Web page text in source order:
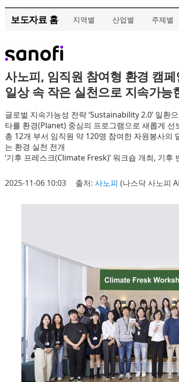
보도자료 홈 지역별 산업별 주제별
사노피, 임직원 참여형 환경 캠
일상 속 작은 실천으로 지속가능
글로벌 지속가능성 전략 ‘Sustainability 2.0’ 일환
타를 환경(Planet) 중심의 프로그램으로 새롭게 선
총 12개 부서 임직원 약 120명 참여한 자원봉사의
는 환경 실천 전개
‘기후 프레스크(Climate Fresk)’ 워크숍 개최, 기후
2025-11-06 10:03 출처: 사노피 (나스닥 사노피